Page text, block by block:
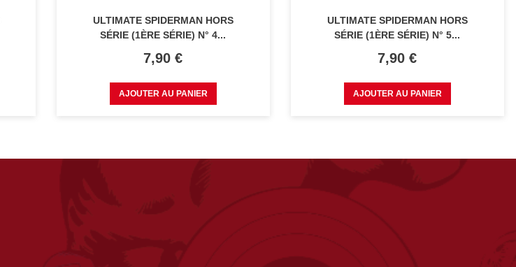
ULTIMATE SPIDERMAN HORS
SÉRIE (1ÈRE SÉRIE) N° 4...
Prix
7,90 €
AJOUTER AU PANIER
ULTIMATE SPIDERMAN HORS
SÉRIE (1ÈRE SÉRIE) N° 5...
Prix
7,90 €
AJOUTER AU PANIER